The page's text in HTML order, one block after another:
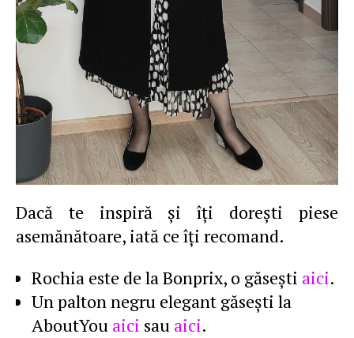
Dacă te inspiră şi îţi doreşti piese
asemănătoare, iată ce îţi recomand.
Rochia este de la Bonprix, o găseşti aici.
Un palton negru elegant găseşti la
AboutYou aici sau aici.